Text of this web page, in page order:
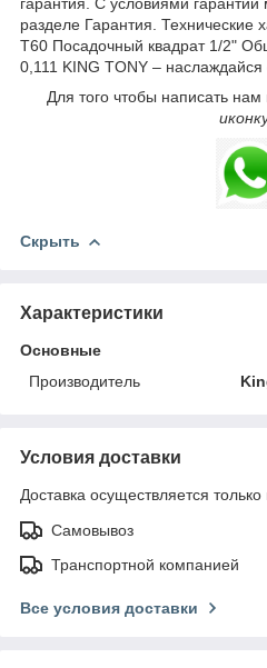
разделе Гарантия. Технические
T60 Посадочный квадрат 1/2"
0,111 KING TONY – наслаждайся
Для того чтобы написать
Скрыть
Характеристики
Основные
Производитель
Условия доставки
Доставка осуществляется
Самовывоз
Транспортной компанией
Все условия доставки